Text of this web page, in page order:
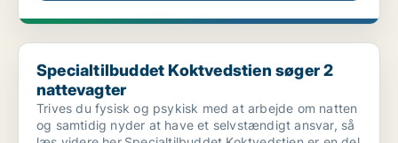
Specialtilbuddet Koktvedstien søger 2 nattevagter
Specialtilbuddet Koktvedstien søger 2
nattevagter
Trives du fysisk og psykisk med at arbejde om natten
og samtidig nyder at have et selvstændigt ansvar, så